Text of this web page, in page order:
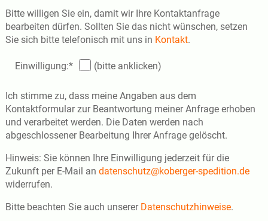
Bitte willigen Sie ein, damit wir Ihre Kontaktanfrage
bearbeiten dürfen. Sollten Sie das nicht wünschen, setzen
Sie sich bitte telefonisch mit uns in Kontakt.
Pflichtfeld
Einwilligung:* (bitte anklicken)
Ich stimme zu, dass meine Angaben aus dem
Kontaktformular zur Beantwortung meiner Anfrage erhoben
und verarbeitet werden. Die Daten werden nach
abgeschlossener Bearbeitung Ihrer Anfrage gelöscht.
Hinweis: Sie können Ihre Einwilligung jederzeit für die
Zukunft per E-Mail an datenschutz@koberger-spedition.de
widerrufen.
Bitte beachten Sie auch unsererDatenschutzhinweise.